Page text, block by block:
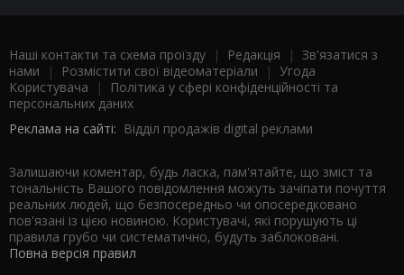
Наші контакти та схема проїзду | Редакція | Зв'язатися з
нами | Розмістити свої відеоматеріали | Угода
Користувача |
Політика у сфері конфіденційності та
персональних даних
Реклама на сайті: Відділ продажів digital реклами
Залишаючи коментар, будь ласка, пам'ятайте, що зміст та
тональність Вашого повідомлення можуть зачіпати почуття
реальних людей, що безпосередньо чи опосередковано
пов'язані із цією новиною. Користувачі, які порушують ці
правила грубо чи систематично, будуть заблоковані.
Повна версія правил